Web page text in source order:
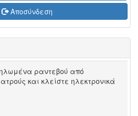
Αποσύνδεση
ραντεβού από
και κλείστε ηλεκτρονικά